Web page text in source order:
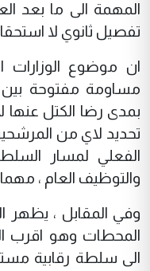
المهمة الى ما بعد
تفصيل ثانوي لا
ان موضوع الوزارات
مساومة مفتوحة بين
بمدى رضا الكتل عنها
تحديد لاي من
الفعلي لمسار
والتوظيف العام ،
وفي المقابل ، يظهر
المحطات وهو اقرب
الى سلطة رقابية